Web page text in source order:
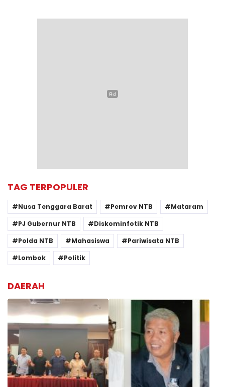
TAG TERPOPULER
Nusa Tenggara Barat Pemrov NTB
Mataram
PJ Gubernur NTB
Diskominfotik NTB
Polda NTB
Mahasiswa
Pariwisata NTB
Lombok
Politik
DAERAH